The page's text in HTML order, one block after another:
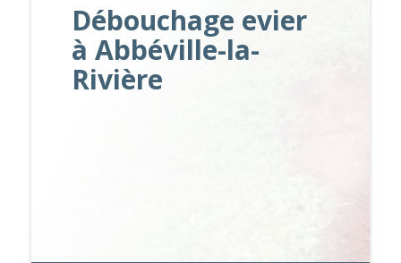
Débouchage evier
à Abbéville-la-
Rivière